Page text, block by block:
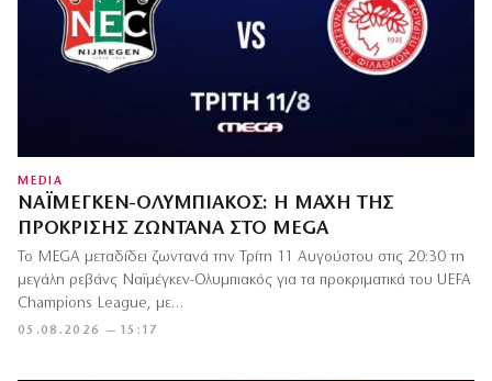
MEDIA
ΝΑΪΜΈΓΚΕΝ-ΟΛΥΜΠΙΑΚΌΣ: Η ΜΆΧΗ ΤΗΣ
ΠΡΌΚΡΙΣΗΣ ΖΩΝΤΑΝΆ ΣΤΟ MEGA
05.08.2026 — 15:17
Το MEGA μεταδίδει ζωντανά την Τρίτη 11 Αυγούστου στις 20:30 τη
μεγάλη ρεβάνς Ναϊμέγκεν-Ολυμπιακός για τα προκριματικά του UEFA
Champions League, με…